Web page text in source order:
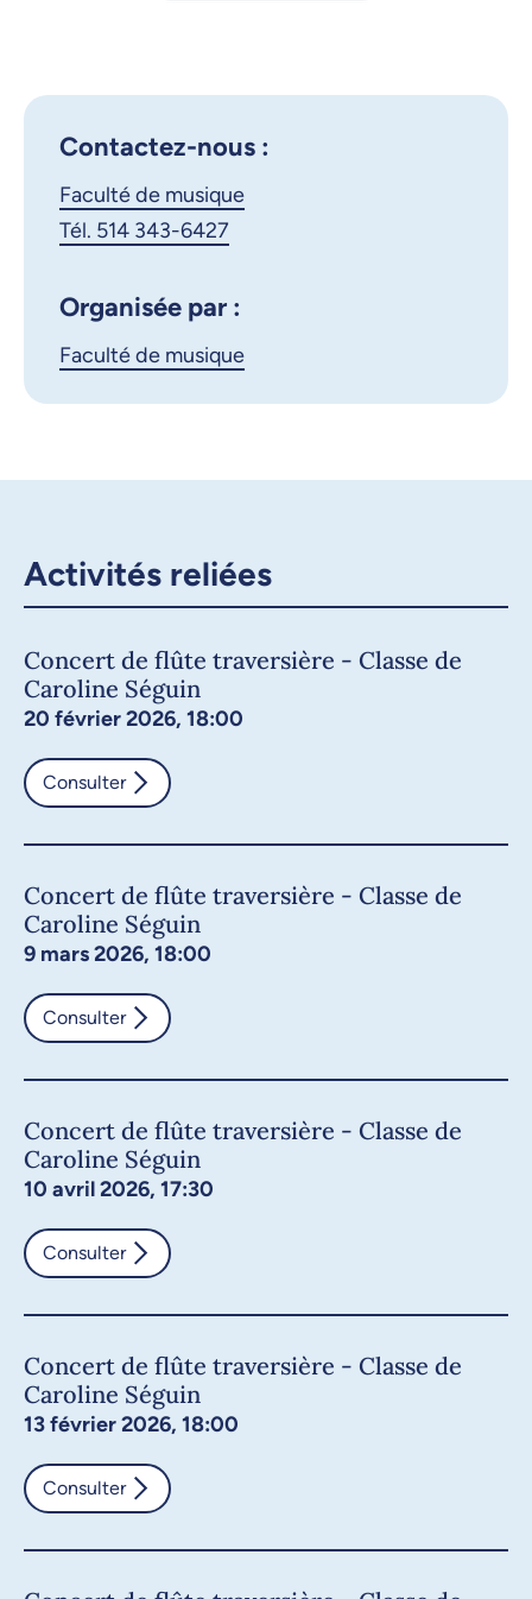
X.com
Contactez-nous :
Faculté de musique
Tél. 514 343-6427
Organisée par :
Faculté de musique
Activités reliées
Concert de flûte traversière - Classe de
Caroline Séguin
20 février 2026, 18:00
Consulter
Concert de flûte traversière - Classe de
Caroline Séguin
9 mars 2026, 18:00
Consulter
Concert de flûte traversière - Classe de
Caroline Séguin
10 avril 2026, 17:30
Consulter
Concert de flûte traversière - Classe de
Caroline Séguin
13 février 2026, 18:00
Consulter